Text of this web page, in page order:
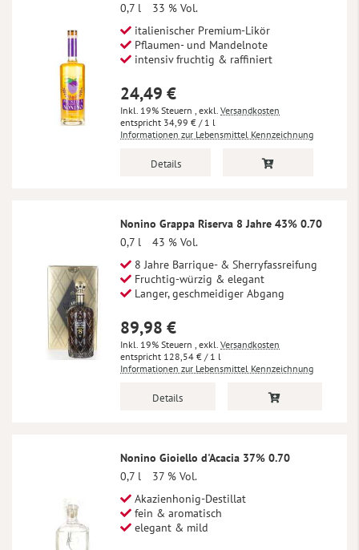
0,7 l
33 % Vol.
italienischer Premium-Likör
Pflaumen- und Mandelnote
intensiv fruchtig & raffiniert
24,49 €
Inkl. 19% Steuern , exkl. Versandkosten
34,99 € / 1 l
Informationen zur Lebensmittel Kennzeichnung
Details
Nonino Grappa Riserva 8 Jahre 43% 0.70
0,7 l
43 % Vol.
8 Jahre Barrique- & Sherryfassreifung
Fruchtig-würzig & elegant
Langer, geschmeidiger Abgang
89,98 €
Inkl. 19% Steuern , exkl. Versandkosten
128,54 € / 1 l
Informationen zur Lebensmittel Kennzeichnung
Details
Nonino Gioiello d'Acacia 37% 0.70
0,7 l
37 % Vol.
Akazienhonig-Destillat
fein & aromatisch
elegant & mild